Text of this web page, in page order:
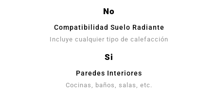
No
Compatibilidad Suelo Radiante
Incluye cualquier tipo de calefacción
Si
Paredes Interiores
Cocinas, baños, salas, etc.